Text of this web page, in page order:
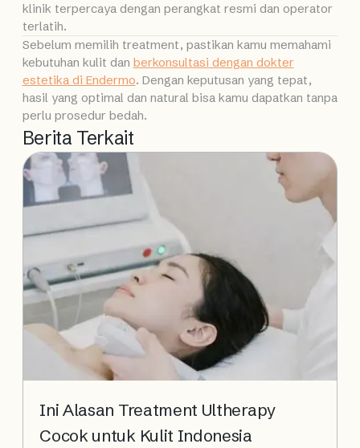
klinik terpercaya dengan perangkat resmi dan operator
terlatih.
Sebelum memilih treatment, pastikan kamu memahami
kebutuhan kulit dan berkonsultasi dengan dokter
estetika di Endermo. Dengan keputusan yang tepat,
hasil yang optimal dan natural bisa kamu dapatkan tanpa
perlu prosedur bedah.
Berita Terkait
Ini Alasan Treatment Ultherapy
Cocok untuk Kulit Indonesia